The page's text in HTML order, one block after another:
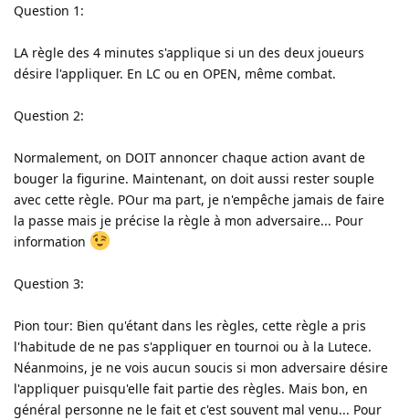
Question 1:
LA règle des 4 minutes s'applique si un des deux joueurs
désire l'appliquer. En LC ou en OPEN, même combat.
Question 2:
Normalement, on DOIT annoncer chaque action avant de
bouger la figurine. Maintenant, on doit aussi rester souple
avec cette règle. POur ma part, je n'empêche jamais de faire
la passe mais je précise la règle à mon adversaire... Pour
information
Question 3:
Pion tour: Bien qu'étant dans les règles, cette règle a pris
l'habitude de ne pas s'appliquer en tournoi ou à la Lutece.
Néanmoins, je ne vois aucun soucis si mon adversaire désire
l'appliquer puisqu'elle fait partie des règles. Mais bon, en
général personne ne le fait et c'est souvent mal venu... Pour